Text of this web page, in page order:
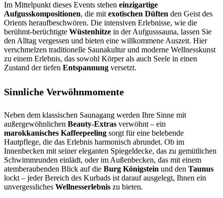
Im Mittelpunkt dieses Events stehen einzigartige
Aufgusskompositionen, die mit exotischen Düften den Geist des
Orients heraufbeschwören. Die intensiven Erlebnisse, wie die
berühmt-berüchtigte Wüstenhitze in der Aufgusssauna, lassen Sie
den Alltag vergessen und bieten eine willkommene Auszeit. Hier
verschmelzen traditionelle Saunakultur und moderne Wellnesskunst
zu einem Erlebnis, das sowohl Körper als auch Seele in einen
Zustand der tiefen Entspannung versetzt.
Sinnliche Verwöhnmomente
Neben dem klassischen Saunagang werden Ihre Sinne mit
außergewöhnlichen Beauty-Extras verwöhnt – ein
marokkanisches Kaffeepeeling sorgt für eine belebende
Hautpflege, die das Erlebnis harmonisch abrundet. Ob im
Innenbecken mit seiner eleganten Spiegeldecke, das zu gemütlichen
Schwimmrunden einlädt, oder im Außenbecken, das mit einem
atemberaubenden Blick auf die Burg Königstein und den Taunus
lockt – jeder Bereich des Kurbads ist darauf ausgelegt, Ihnen ein
unvergessliches Wellnesserlebnis zu bieten.